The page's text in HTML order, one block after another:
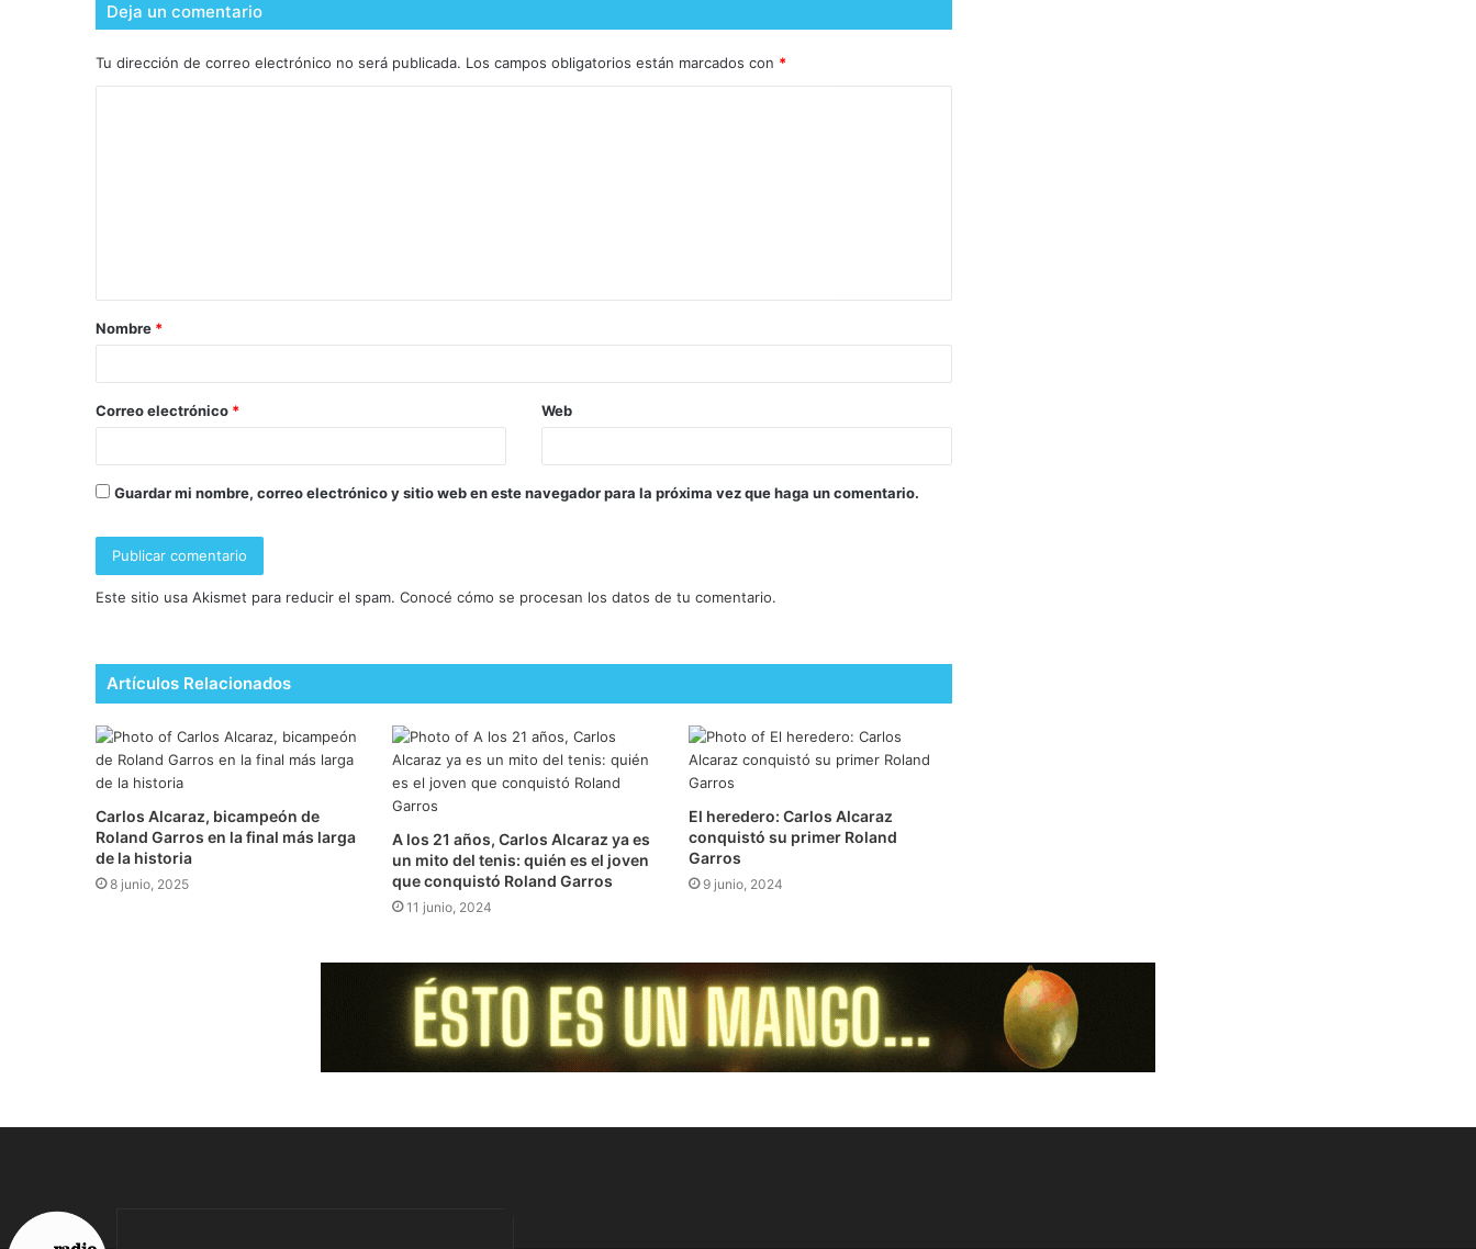
Deja un comentario
Tu dirección de correo electrónico no será publicada. Los campos obligatorios están marcados con *
Nombre *
Correo electrónico * Web
Guardar mi nombre, correo electrónico y sitio web en este navegador para la próxima vez que haga un comentario.
Este sitio usa Akismet para reducir el spam. Conocé cómo se procesan los datos de tu comentario.
Artículos Relacionados
Carlos Alcaraz, bicampeón de
Roland Garros en la final más larga
de la historia
8 junio, 2025
A los 21 años, Carlos Alcaraz ya es
un mito del tenis: quién es el joven
que conquistó Roland Garros
11 junio, 2024
El heredero: Carlos Alcaraz
conquistó su primer Roland
Garros
9 junio, 2024